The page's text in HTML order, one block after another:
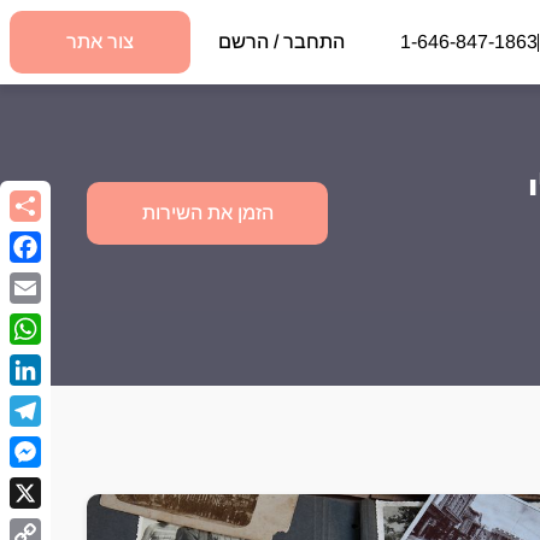
1-646-847-1863 התחבר / הרשם צור אתר
הזמן את השירות
X